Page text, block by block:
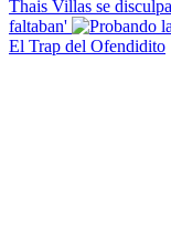
Thais Villas se
faltaban'
El Trap del Ofendidito